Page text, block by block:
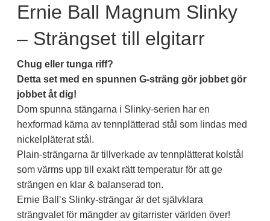
MAGNUM
SLINKY
NICKEL
Ernie Ball Magnum Slinky
– Strängset till elgitarr
Chug eller tunga riff?
Detta set med en spunnen G-sträng gör jobbet gör
jobbet åt dig!
Dom spunna stängarna i Slinky-serien har en
hexformad kärna av tennplätterad stål som lindas med
nickelpläterat stål.
Plain-strängarna är tillverkade av tennplätterat kolstål
som värms upp till exakt rätt temperatur för att ge
strängen en klar & balanserad ton.
Ernie Ball’s Slinky-strängar är det självklara
strängvalet för mängder av gitarrister världen över!